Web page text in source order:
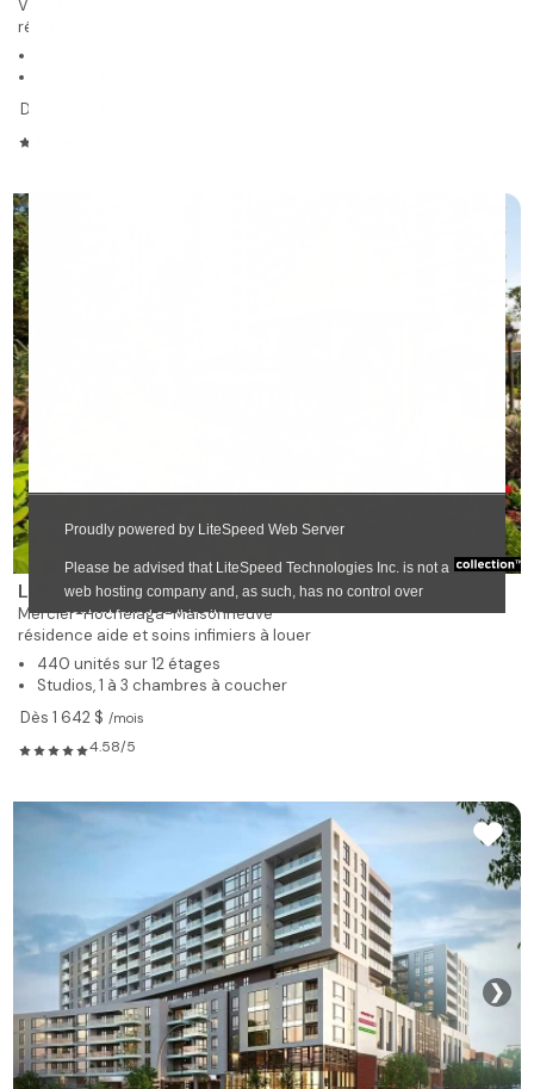
Ville-Marie
résidence aide et soins infimiers à louer
Dès 1 699 $
LUX Gouverneur - Résidences
Mercier-Hochelaga-Maisonneuve
résidence aide et soins infimiers à louer
440 unités sur 12 étages
Studios, 1 à 3 chambres à coucher
Dès 1 642 $ /mois
4.58/5
❯